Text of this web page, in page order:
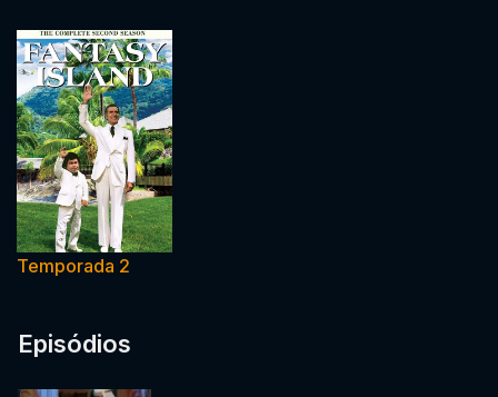
Temporada 2
Episódios